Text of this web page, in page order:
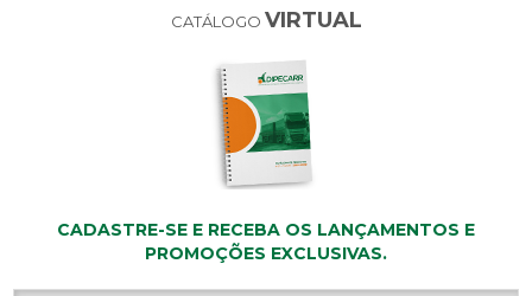
CATÁLOGO VIRTUAL
CADASTRE-SE E RECEBA OS LANÇAMENTOS E
PROMOÇÕES EXCLUSIVAS.